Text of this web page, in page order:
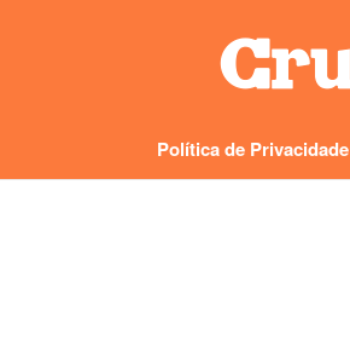
Política de Privacidade